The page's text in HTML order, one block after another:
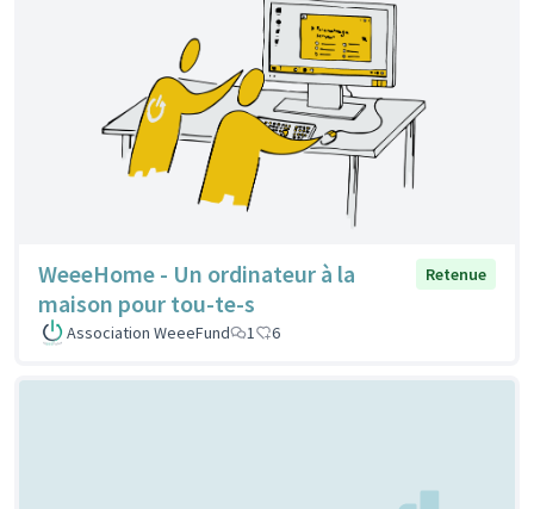
WeeeHome - Un ordinateur à la
maison pour tou-te-s
Retenue
Association WeeeFund 1 6